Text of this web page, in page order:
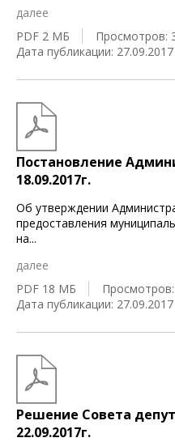
далее
PDF 2 МБ
Просмотров:
Дата публикации: 27.09.2017
Постановление
18.09.2017г.
Об утверждении
предоставления
на...
далее
PDF 18 МБ
Дата публикации: 27.09.2017
Решение Совета
22.09.2017г.